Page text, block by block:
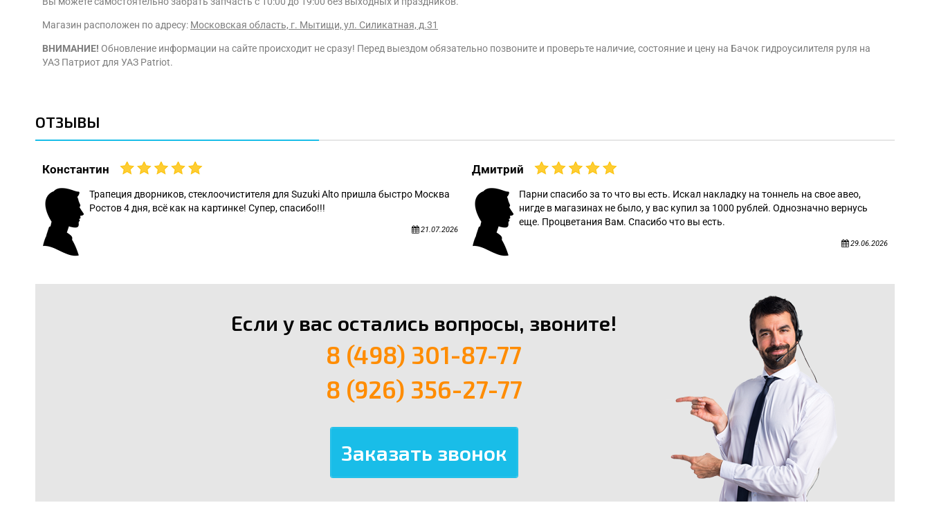
Магазин расположен по адресу: Московская область, г. Мытищи, ул. Силикатная, д.31
ВНИМАНИЕ! Обновление информации на сайте происходит не сразу! Перед выездом обязательно позвоните и проверьте наличие, состояние и цену на Бачок гидроусилителя руля на
УАЗ Патриот для УАЗ Patriot.
ОТЗЫВЫ
Константин
Трапеция дворников, стеклоочистителя для Suzuki Alto пришла быстро Москва
Ростов 4 дня, всё как на картинке! Супер, спасибо!!!
21.07.2026
Дмитрий
Парни спасибо за то что вы есть. Искал накладку на тоннель на свое авео,
нигде в магазинах не было, у вас купил за 1000 рублей. Однозначно вернусь
еще. Процветания Вам. Спасибо что вы есть.
29.06.2026
Если у вас остались вопросы, звоните!
8 (498) 301-87-77
8 (926) 356-27-77